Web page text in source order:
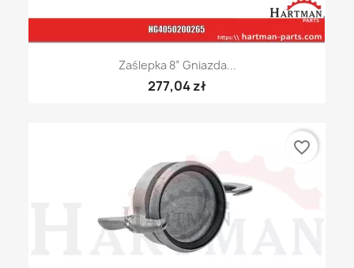
Zaślepka 8” Gniazda...
277,04 zł
favorite_border